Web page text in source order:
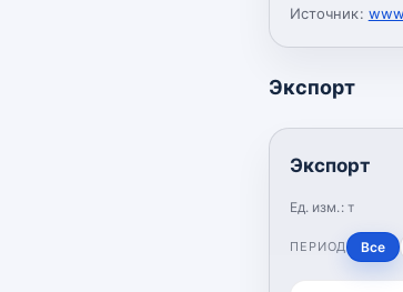
Источник:
Экспорт
Экспорт
Ед. изм.: т
ПЕРИОД Все